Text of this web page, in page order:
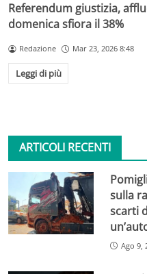
Referendum giustizia,
domenica sfiora il 38%
Redazione Mar 23, 2026 8:48
Leggi di più
ARTICOLI RECENTI
sulla
scarti
Ago 9,